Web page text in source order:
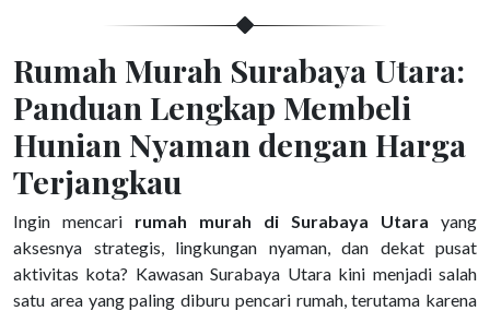
Rumah Murah Surabaya Utara:
Panduan Lengkap Membeli
Hunian Nyaman dengan Harga
Terjangkau
Ingin mencari rumah murah di Surabaya Utara yang
aksesnya strategis, lingkungan nyaman, dan dekat pusat
aktivitas kota? Kawasan Surabaya Utara kini menjadi salah
satu area yang paling diburu pencari rumah, terutama karena